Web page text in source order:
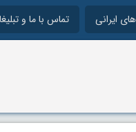
ایرانی تماس با ما و